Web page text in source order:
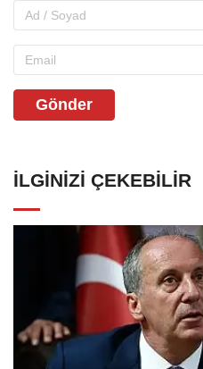
Gönder
İLGINIZI ÇEKEBILIR